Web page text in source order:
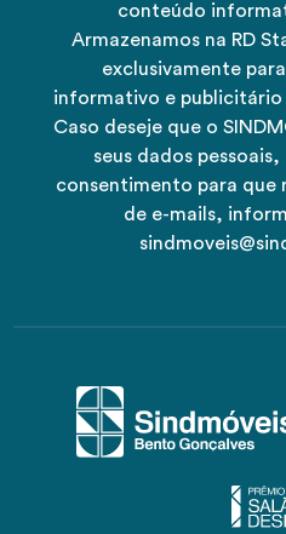
conteúdo
Armazenamos na RD
exclusivamente
informativo e publicitário
Caso deseje que o
seus dados
consentimento para que
de e-mails,